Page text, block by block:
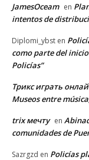
JamesOceam en
intentos de
Diplomi_ybst en
como parte del
Policías”
Трикс играть
Museos entre
trix мечту en
comunidades de
Sazrgzd en Policías